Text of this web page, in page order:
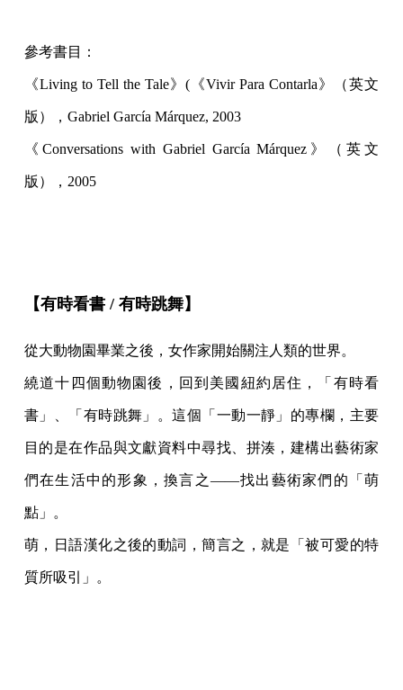
參考書目：
《Living to Tell the Tale》(《Vivir Para Contarla》（英文
版），Gabriel García Márquez, 2003
《Conversations with Gabriel Garcí­a Márquez》（英文
版），2005
【有時看書 / 有時跳舞】
從大動物園畢業之後，女作家開始關注人類的世界。
繞道十四個動物園後，回到美國紐約居住，「有時看
書」、「有時跳舞」。這個「一動一靜」的專欄，主要
目的是在作品與文獻資料中尋找、拼湊，建構出藝術家
們在生活中的形象，換言之——找出藝術家們的「萌
點」。
萌，日語漢化之後的動詞，簡言之，就是「被可愛的特
質所吸引」。